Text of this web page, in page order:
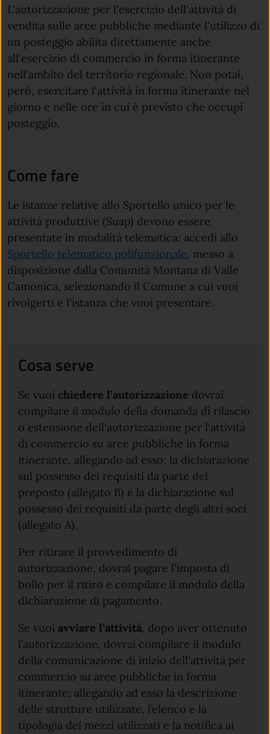
L'autorizzazione per l'esercizio dell'attività di
vendita sulle aree pubbliche mediante l'utilizzo di
un posteggio abilita direttamente anche
all'esercizio di commercio in forma itinerante
nell'ambito del territorio regionale. Non potai,
però, esercitare l'attività in forma itinerante nel
giorno e nelle ore in cui è previsto che occupi
posteggio.
Come fare
Le istanze relative allo Sportello unico per le
attività produttive (Suap) devono essere
presentate in modalità telematica: accedi allo
Sportello telematico polifunzionale, messo a
disposizione dalla Comunità Montana di Valle
Camonica, selezionando il Comune a cui vuoi
rivolgerti e l'istanza che vuoi presentare.
Cosa serve
Se vuoi chiederel’autorizzazione dovrai
compilare il modulo della domanda di rilascio
o estensione dell'autorizzazione per l'attività
di commercio su aree pubbliche in forma
itinerante, allegando ad esso: la dichiarazione
sul possesso dei requisiti da parte del
preposto (allegato B) e la dichiarazione sul
possesso dei requisiti da parte degli altri soci
(allegato A).
Per ritirare il provvedimento di
autorizzazione, dovrai pagare l'imposta di
bollo per il ritiro e compilare il modulo della
dichiarazione di pagamento.
Se vuoi avviare l’attività, dopo aver ottenuto
l’autorizzazione, dovrai compilare il modulo
della comunicazione di inizio dell'attività per
commercio su aree pubbliche in forma
itinerante; allegando ad esso la descrizione
delle strutture utilizzate, l’elenco e la
tipologia dei mezzi utilizzati e la notifica ai